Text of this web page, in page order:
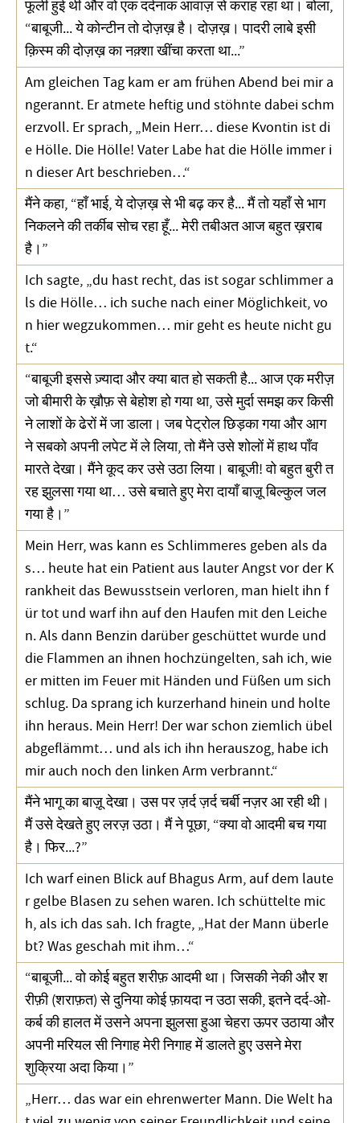
फूली हुई थी और वो एक दर्दनाक आवाज़ से कराह रहा था। बोला,
“बाबूजी... ये कोन्टीन तो दोज़ख़ है। दोज़ख़। पादरी लाबे इसी
क़िस्म की दोज़ख़ का नक़्शा खींचा करता था...”
Am gleichen Tag kam er am frühen Abend bei mir a
ngerannt. Er atmete heftig und stöhnte dabei schm
erzvoll. Er sprach, „Mein Herr… diese Kvontin ist di
e Hölle. Die Hölle! Vater Labe hat die Hölle immer i
n dieser Art beschrieben…“
मैंने कहा, “हाँ भाई, ये दोज़ख़ से भी बढ़ कर है... मैं तो यहाँ से भाग
निकलने की तर्कीब सोच रहा हूँ... मेरी तबीअत आज बहुत ख़राब
है।”
Ich sagte, „du hast recht, das ist sogar schlimmer a
ls die Hölle… ich suche nach einer Möglichkeit, vo
n hier wegzukommen… mir geht es heute nicht gu
t.“
“बाबूजी इससे ज़्यादा और क्या बात हो सकती है... आज एक मरीज़
जो बीमारी के ख़ौफ़ से बेहोश हो गया था, उसे मुर्दा समझ कर किसी
ने लाशों के ढेरों में जा डाला। जब पेट्रोल छिड़का गया और आग
ने सबको अपनी लपेट में ले लिया, तो मैंने उसे शोलों में हाथ पाँव
मारते देखा। मैंने कूद कर उसे उठा लिया। बाबूजी! वो बहुत बुरी त
रह झुलसा गया था… उसे बचाते हुए मेरा दायाँ बाज़ू बिल्कुल जल
गया है।”
Mein Herr, was kann es Schlimmeres geben als da
s… heute hat ein Patient aus lauter Angst vor der K
rankheit das Bewusstsein verloren, man hielt ihn f
ür tot und warf ihn auf den Haufen mit den Leiche
n. Als dann Benzin darüber geschüttet wurde und
die Flammen an ihnen hochzüngelten, sah ich, wie
er mitten im Feuer mit Händen und Füßen um sich
schlug. Da sprang ich kurzerhand hinein und holte
ihn heraus. Mein Herr! Der war schon ziemlich übel
abgeflämmt… und als ich ihn herauszog, habe ich
mir auch noch den linken Arm verbrannt.“
मैंने भागू का बाज़ू देखा। उस पर ज़र्द ज़र्द चर्बी नज़र आ रही थी।
मैं उसे देखते हुए लरज़ उठा। मैं ने पूछा, “क्या वो आदमी बच गया
है। फिर...?”
Ich warf einen Blick auf Bhagus Arm, auf dem laute
r gelbe Blasen zu sehen waren. Ich schüttelte mic
h, als ich das sah. Ich fragte, „Hat der Mann überle
bt? Was geschah mit ihm…“
“बाबूजी... वो कोई बहुत शरीफ़ आदमी था। जिसकी नेकी और श
रीफ़ी (शराफ़त) से दुनिया कोई फ़ायदा न उठा सकी, इतने दर्द-ओ-
कर्ब की हालत में उसने अपना झुलसा हुआ चेहरा ऊपर उठाया और
अपनी मरियल सी निगाह मेरी निगाह में डालते हुए उसने मेरा
शुक्रिया अदा किया।”
„Herr… das war ein ehrenwerter Mann. Die Welt ha